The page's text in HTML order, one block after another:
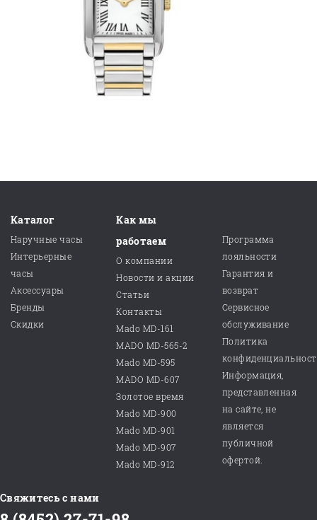
Каталог
Наручные часы
Интерьерные
часы
Аксессуары
Бренды
Скидки
Как мы
работаем
О компании
Новости и акции
Статьи
Контакты
Mado MD-161
MADO MD-565-2
Mado MD-595
MADO MD-607
Золотое время
Mado MD-900
Mado MD-901
Mado MD-907
Mado MD-912
Программа
лояльности
Гарантия и
возврат
Сервисное
обслуживание
Политика
Информация,
представленная
на сайте, не
является
публичной
офертой.
Свяжитесь с нами